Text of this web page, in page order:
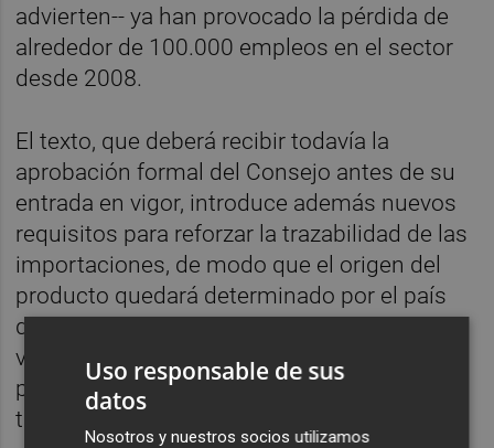
advierten-- ya han provocado la pérdida de
alrededor de 100.000 empleos en el sector
desde 2008.
El texto, que deberá recibir todavía la
aprobación formal del Consejo antes de su
entrada en vigor, introduce además nuevos
requisitos para reforzar la trazabilidad de las
importaciones, de modo que el origen del
producto quedará determinado por el país
donde fue fundido y moldeado por primera
vez, con el objetivo de evitar que terceros
países esquiven las restricciones mediante
transformaciones mínimas.
Uso responsable de sus
datos
Nosotros y nuestros socios utilizamos